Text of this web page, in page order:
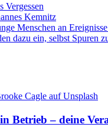
Vergessen
Kemnitz
Menschen an
dazu ein, selbst Spuren
Cagle auf Unsplash
Betrieb – deine